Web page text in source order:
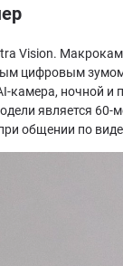
Vision.
цифровым
камера, ночной
является
общении по